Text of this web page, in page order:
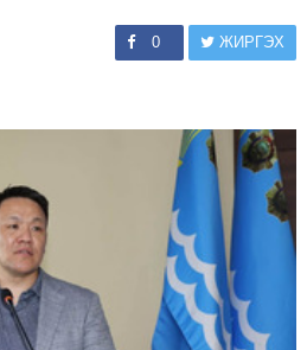
0 ЖИРГЭХ